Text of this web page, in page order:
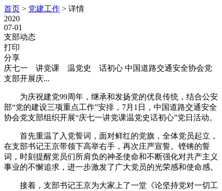
首页 > 党建工作 > 详情
2020
07-01
支部动态
打印
分享
庆七一 讲党课 温党史 话初心 中国道路交通安全协会党
支部开展庆...
为庆祝建党99周年，继承和发扬党的优良传统，结合公安
部“党的建设三项重点工作”安排，7月1日，中国道路交通安全
协会党支部组织开展“庆七一讲党课温党史话初心”党日活动。
首先重温了入党誓词，面对鲜红的党旗，全体党员起立，
在支部书记王京带领下高举右手，再次庄严宣誓。铿锵的誓
词，时刻提醒党员们所肩负的神圣使命和不断强化对共产主义
事业的不懈追求，进一步激发了广大党员的光荣感和使命感。
接着，支部书记王京为大家上了一堂《论坚持党对一切工